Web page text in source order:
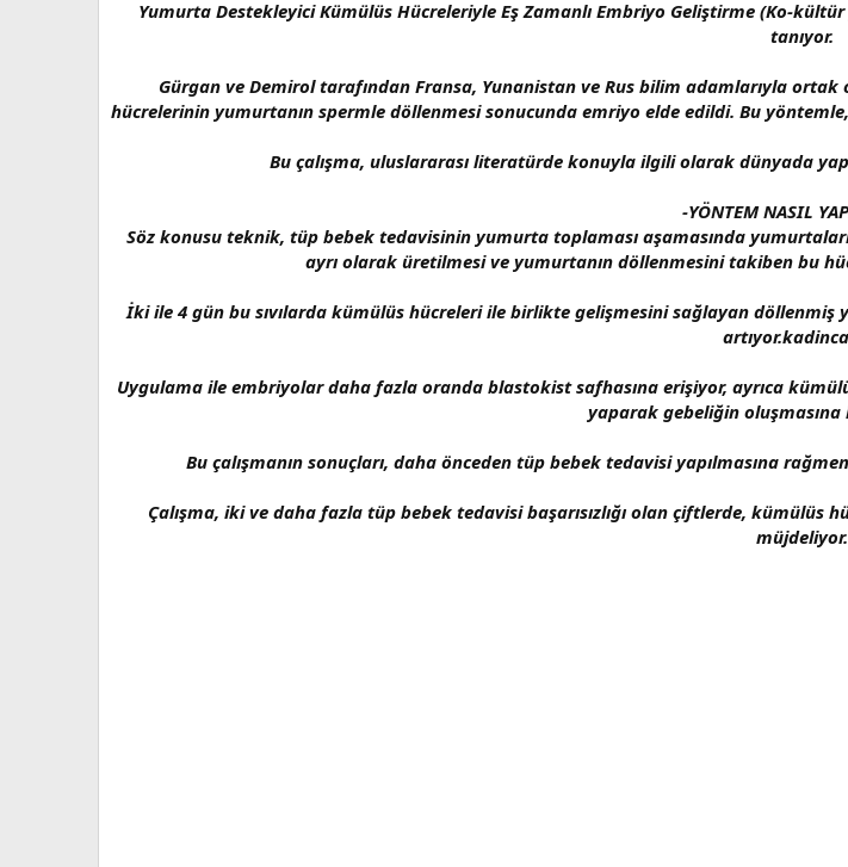
Yumurta Destekleyici Kümülüs Hücreleriyle Eş Zamanlı Embriyo Geliştirme (Ko-
tanıyor.
Gürgan ve Demirol tarafından Fransa, Yunanistan ve Rus bilim adamlarıyla
hücrelerinin yumurtanın spermle döllenmesi sonucunda emriyo elde edildi. Bu
Bu çalışma, uluslararası literatürde konuyla ilgili olarak dünyada
-YÖNTEM NASIL
Söz konusu teknik, tüp bebek tedavisinin yumurta toplaması aşamasında
ayrı olarak üretilmesi ve yumurtanın döllenmesini takiben bu
İki ile 4 gün bu sıvılarda kümülüs hücreleri ile birlikte gelişmesini sağlayan
Uygulama ile embriyolar daha fazla oranda blastokist safhasına erişiyor, ayrıca
yaparak gebeliğin
Bu çalışmanın sonuçları, daha önceden tüp bebek tedavisi yapılmasına
Çalışma, iki ve daha fazla tüp bebek tedavisi başarısızlığı olan çiftlerde, kümülüs
müjdeliyor.